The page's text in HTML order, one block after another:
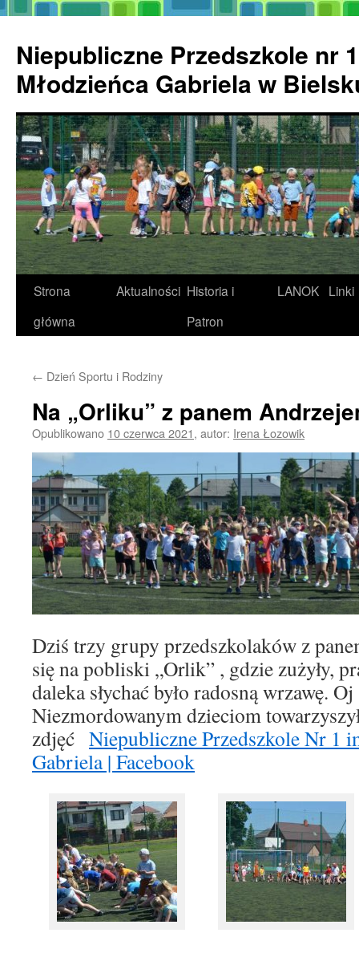
treści
Niepubliczne Przedszkole nr
Młodzieńca Gabriela w
Strona
główna
Aktualności Historia i
Patron
LANOK Linki
← Dzień Sportu i Rodziny
Na „Orliku” z panem
Opublikowano 10 czerwca 2021, autor: Irena Łozowik
Dziś trzy grupy przedszkolaków z
się na pobliski „Orlik” , gdzie zużyły,
daleka słychać było radosną wrzawę.
Niezmordowanym dzieciom
zdjęć Niepubliczne Przedszkole Nr 1
Gabriela | Facebook